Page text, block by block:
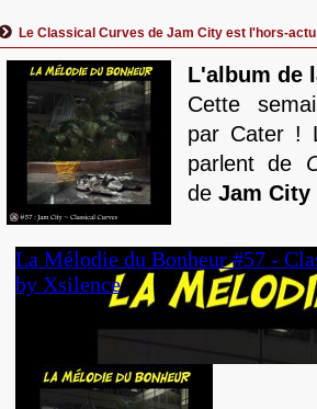
Le Classical Curves de Jam City est l'hors-
L'album de
Cette
par Cater !
parlent de
de Jam City